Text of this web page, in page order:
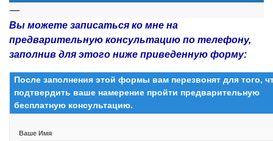
—
Вы можете записаться ко мне на
предварительную консультацию по телефону,
заполнив для этого ниже приведенную форму:
После заполнения этой формы вам перезвонят для того,
подтвердить ваше намерение пройти предварительную
бесплатную консультацию.
Ваше Имя